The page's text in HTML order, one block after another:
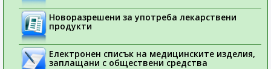
Новоразрешени за употреба лекарствени
продукти
Електронен списък на медицинските изделия,
заплащани с обществени средства